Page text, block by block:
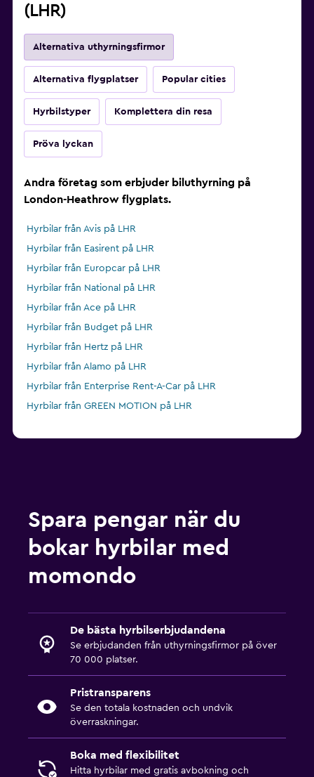
(LHR)
Alternativa uthyrningsfirmor
Alternativa flygplatser Popular cities
Hyrbilstyper Komplettera din resa
Pröva lyckan
Andra företag som erbjuder biluthyrning på
London-Heathrow flygplats.
Hyrbilar från Avis på LHR
Hyrbilar från Easirent på LHR
Hyrbilar från Europcar på LHR
Hyrbilar från National på LHR
Hyrbilar från Ace på LHR
Hyrbilar från Budget på LHR
Hyrbilar från Hertz på LHR
Hyrbilar från Alamo på LHR
Hyrbilar från Enterprise Rent-A-Car på LHR
Hyrbilar från GREEN MOTION på LHR
Spara pengar när du
bokar hyrbilar med
momondo
De bästa hyrbilserbjudandena
Se erbjudanden från uthyrningsfirmor på över
70 000 platser.
Pristransparens
Se den totala kostnaden och undvik
överraskningar.
Boka med flexibilitet
Hitta hyrbilar med gratis avbokning och